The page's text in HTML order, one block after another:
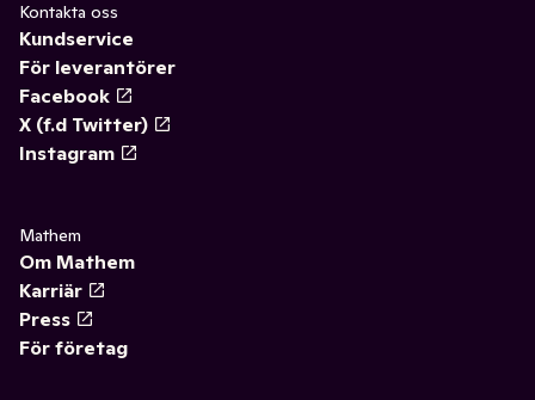
Kontakta oss
Kundservice
För leverantörer
Facebook
X (f.d Twitter)
Instagram
Mathem
Om Mathem
Karriär
Press
För företag